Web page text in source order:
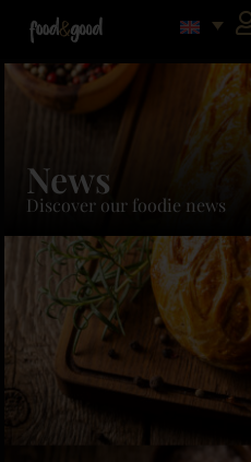
News
Discover our foodie news